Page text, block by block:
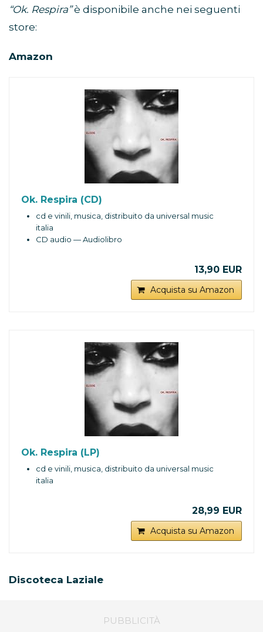
“Ok. Respira”è disponibile anche nei seguenti
store:
Amazon
Ok. Respira (CD)
cd e vinili, musica, distribuito da universal music
italia
CD audio — Audiolibro
13,90 EUR
Acquista su Amazon
Ok. Respira (LP)
cd e vinili, musica, distribuito da universal music
italia
28,99 EUR
Acquista su Amazon
Discoteca Laziale